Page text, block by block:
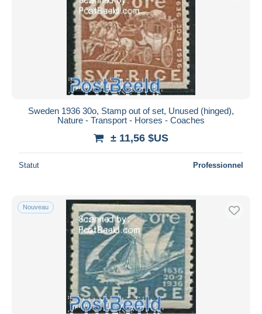
Sweden 1936 30o, Stamp out of set, Unused (hinged),
Nature - Transport - Horses - Coaches
± 11,56 $US
Statut Professionnel
Nouveau